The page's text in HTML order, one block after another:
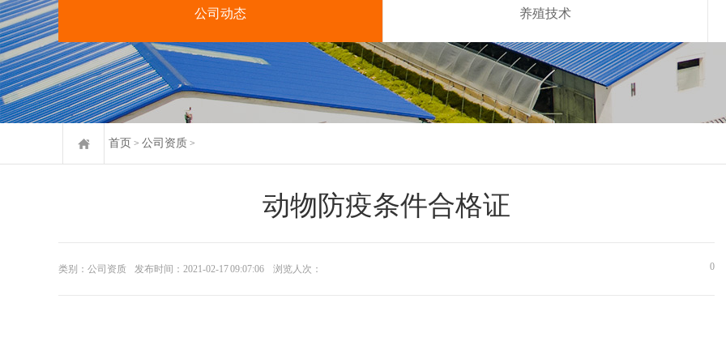
公司动态 养殖技术
首页 > 公司资质 >
动物防疫条件合格证
类别：公司资质 发布时间：2021-02-17 09:07:06 浏览人次： 0